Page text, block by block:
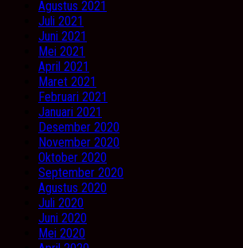
Agustus 2021
Juli 2021
Juni 2021
Mei 2021
April 2021
Maret 2021
Februari 2021
Januari 2021
Desember 2020
November 2020
Oktober 2020
September 2020
Agustus 2020
Juli 2020
Juni 2020
Mei 2020